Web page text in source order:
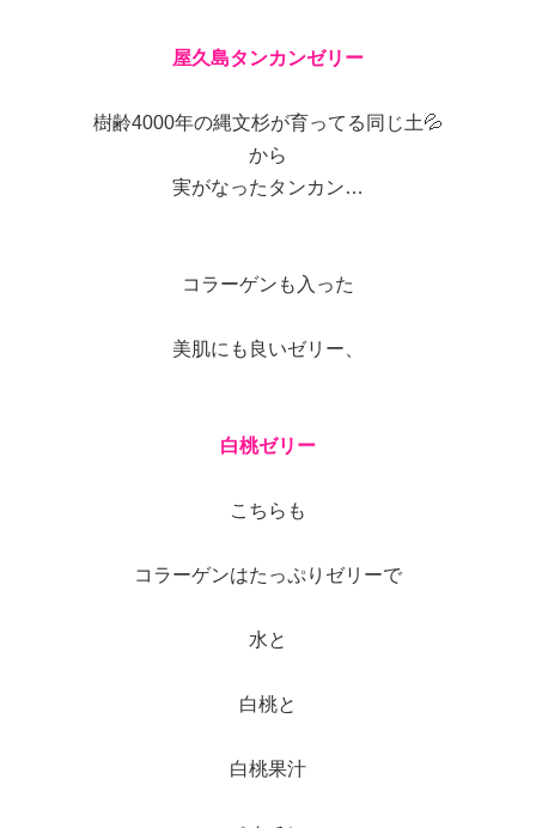
屋久島タンカンゼリー
樹齢4000年の縄文杉が育ってる同じ土💦
から
実がなったタンカン…
コラーゲンも入った
美肌にも良いゼリー、
白桃ゼリー
こちらも
コラーゲンはたっぷりゼリーで
水と
白桃と
白桃果汁